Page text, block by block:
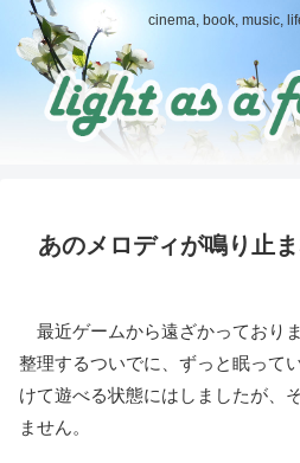
cinema, book, music,
あのメロディが鳴り止ま
最近ゲームから遠ざかっており
整理するついでに、ずっと眠って
けて遊べる状態にはしましたが、
ません。